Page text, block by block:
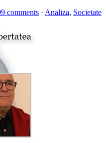
comments · Analiza, Societate